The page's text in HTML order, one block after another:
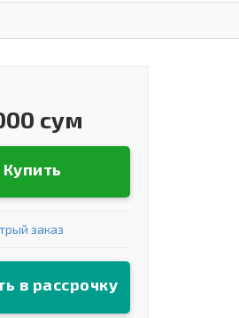
сум
Купить
заказ
в рассрочку